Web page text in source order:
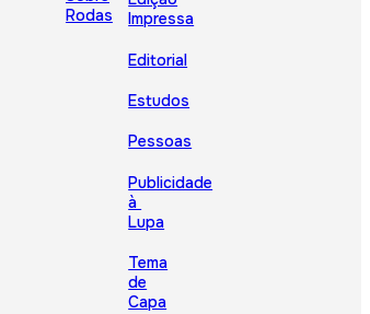
Rodas
Impressa
Editorial
Estudos
Pessoas
Publicidade
à
Lupa
Tema
de
Capa